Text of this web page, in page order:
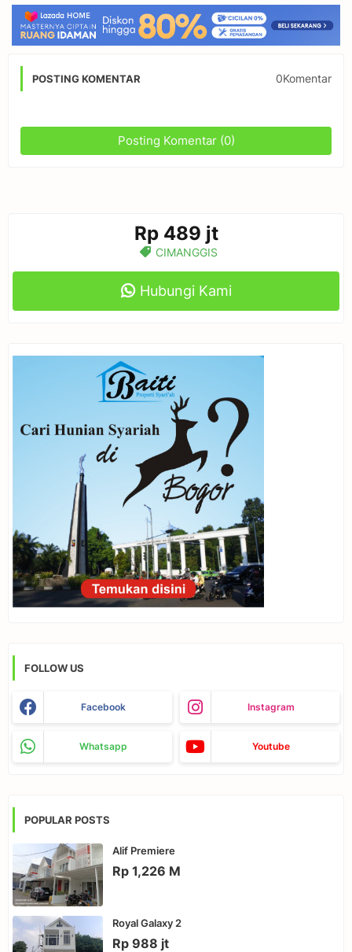
POSTING KOMENTAR 0Komentar
Posting Komentar (0)
Rp 489 jt
CIMANGGIS
Hubungi Kami
FOLLOW US
Facebook Instagram
Whatsapp Youtube
POPULAR POSTS
Alif Premiere
Rp 1,226 M
Royal Galaxy 2
Rp 988 jt